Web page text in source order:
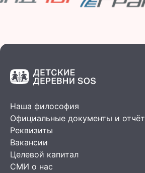
Наша философия
Официальные документы и
Реквизиты
Вакансии
Целевой капитал
СМИ о нас